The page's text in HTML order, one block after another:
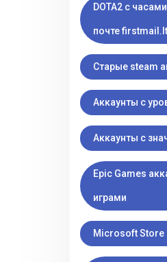
DOTA2 с
почте
Старые steam
Аккаунты с
Аккаунты с
Epic Games
играми
Microsoft Store